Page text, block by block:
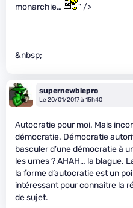
monarchie… " />
&nbsp;
supernewbiepro
Le 20/01/2017 à 15h40
Autocratie pour moi. Mais
démocratie. Démocratie
basculer d’une démocratie à
les urnes ? AHAH… la blague.
la forme d’autocratie est un
intéressant pour connaitre la
de sujet.